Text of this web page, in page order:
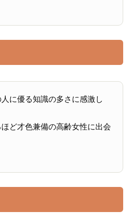
人に優る知識の多さに感激し
ほど才色兼備の高齢女性に出会